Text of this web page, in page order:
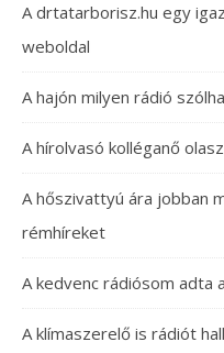
A drtatarborisz.hu egy
weboldal
A hajón milyen rádió
A hírolvasó kolléganő
A hőszivattyú ára jobban
rémhíreket
A kedvenc rádiósom adta
A klímaszerelő is rádiót